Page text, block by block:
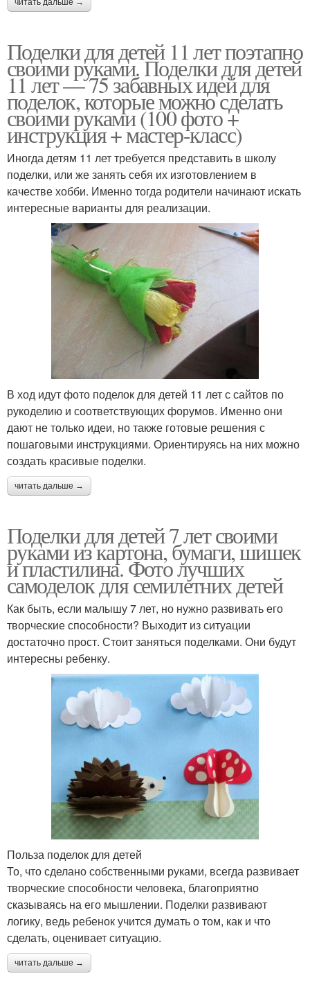
Поделки для детей 11 лет поэтапно
своими руками. Поделки для детей
11 лет — 75 забавных идей для
поделок, которые можно сделать
своими руками (100 фото +
инструкция + мастер-класс)
Иногда детям 11 лет требуется представить в школу
поделки, или же занять себя их изготовлением в
качестве хобби. Именно тогда родители начинают искать
интересные варианты для реализации.
В ход идут фото поделок для детей 11 лет с сайтов по
рукоделию и соответствующих форумов. Именно они
дают не только идеи, но также готовые решения с
пошаговыми инструкциями. Ориентируясь на них можно
создать красивые поделки.
читать дальше →
Поделки для детей 7 лет своими
руками из картона, бумаги, шишек
и пластилина. Фото лучших
самоделок для семилетних детей
Как быть, если малышу 7 лет, но нужно развивать его
творческие способности? Выходит из ситуации
достаточно прост. Стоит заняться поделками. Они будут
интересны ребенку.
Польза поделок для детей
То, что сделано собственными руками, всегда развивает
творческие способности человека, благоприятно
сказываясь на его мышлении. Поделки развивают
логику, ведь ребенок учится думать о том, как и что
сделать, оценивает ситуацию.
читать дальше →